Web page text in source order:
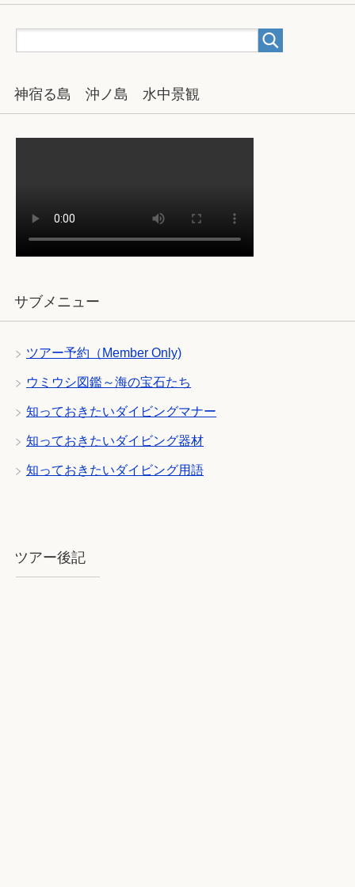
神宿る島 沖ノ島 水中景観
サブメニュー
ツアー予約（Member Only)
ウミウシ図鑑～海の宝石たち
知っておきたいダイビングマナー
知っておきたいダイビング器材
知っておきたいダイビング用語
ツアー後記